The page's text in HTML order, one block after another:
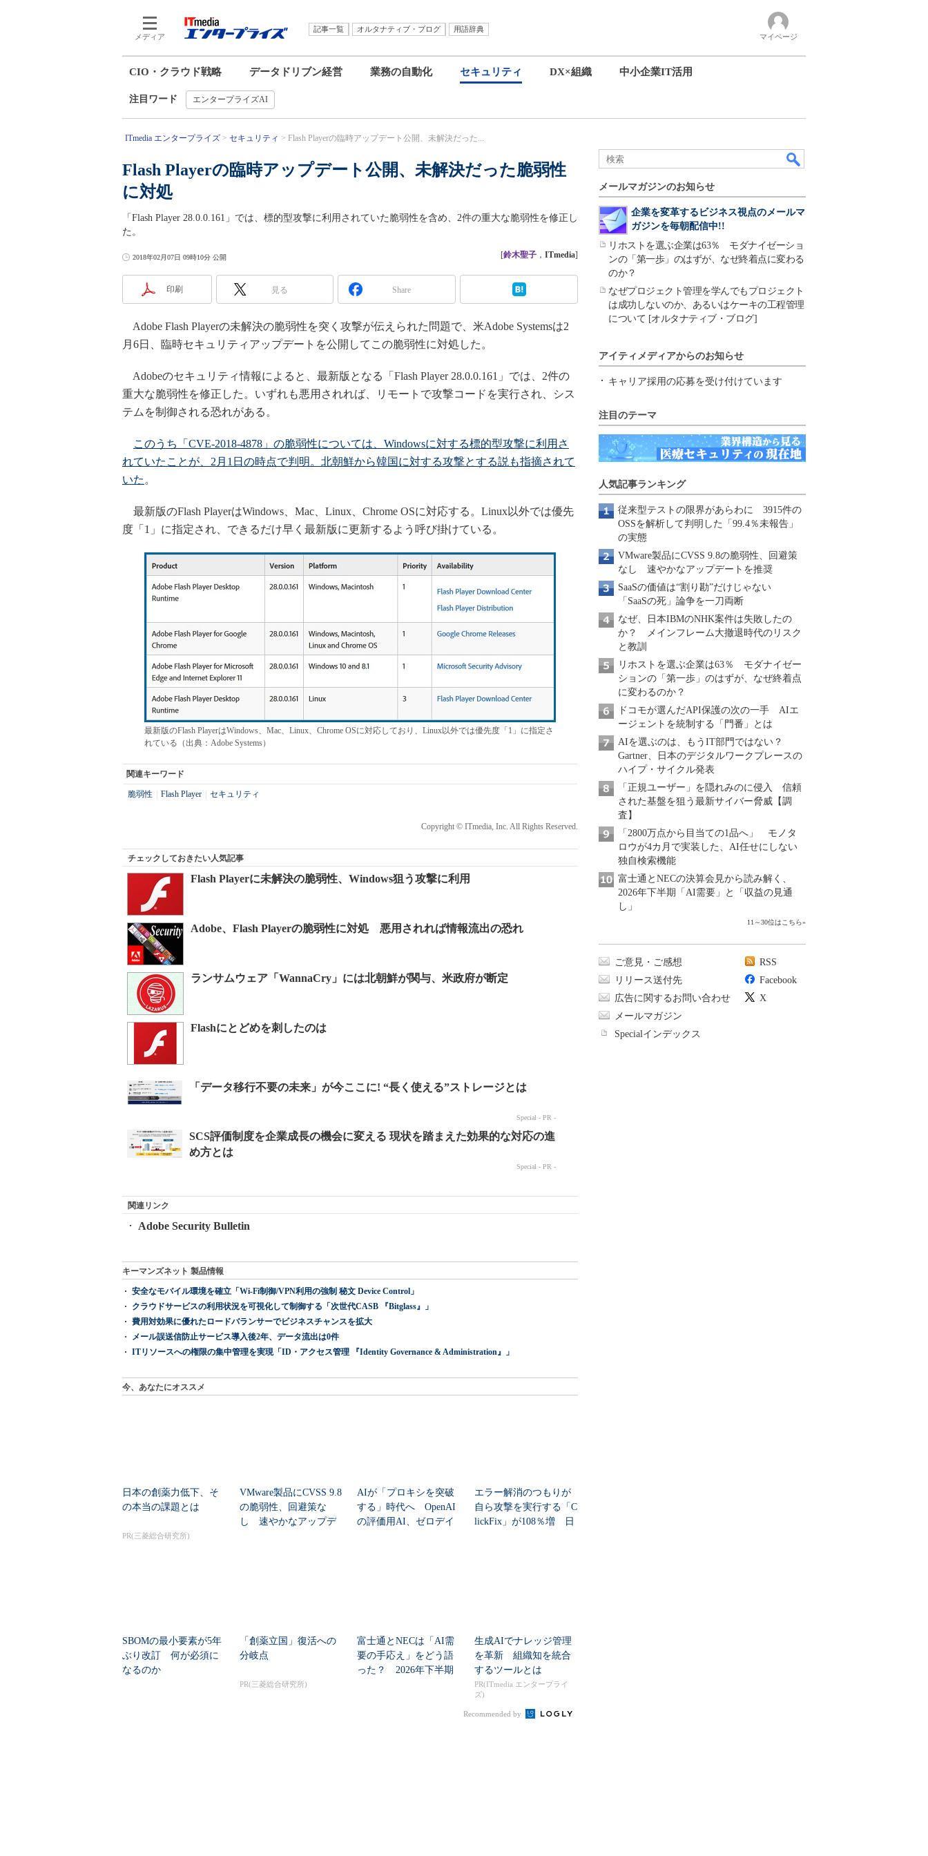
メディア
記事一覧 オルタナティブ・ブログ
用語辞典
マイページ
CIO・クラウド戦略 データドリブン経営 業務の自動化 セキュリティ DX×組織 中小企業IT活用
注目ワード エンタープライズAI
ITmedia エンタープライズ セキュリティ Flash Playerの臨時アップデート公開、未解決だった...
Flash Playerの臨時アップデート公開、未解決だった脆弱性
に対処
「Flash Player 28.0.0.161」では、標的型攻撃に利用されていた脆弱性を含め、2件の重大な脆弱性を修正し
た。
2018年02月07日 09時10分 公開 [鈴木聖子 ， ITmedia]
印刷 見る Share
Adobe Flash Playerの未解決の脆弱性を突く攻撃が伝えられた問題で、米Adobe Systemsは2
月6日、臨時セキュリティアップデートを公開してこの脆弱性に対処した。
Adobeのセキュリティ情報によると、最新版となる「Flash Player 28.0.0.161」では、2件の
重大な脆弱性を修正した。いずれも悪用されれば、リモートで攻撃コードを実行され、シス
テムを制御される恐れがある。
このうち「CVE-2018-4878」の脆弱性については、Windowsに対する標的型攻撃に利用さ
れていたことが、2月1日の時点で判明。北朝鮮から韓国に対する攻撃とする説も指摘されて
いた 。
最新版のFlash PlayerはWindows、Mac、Linux、Chrome OSに対応する。Linux以外では優先
度「1」に指定され、できるだけ早く最新版に更新するよう呼び掛けている。
最新版のFlash PlayerはWindows、Mac、Linux、Chrome OSに対応しており、Linux以外では優先度「1」に指定さ
れている（出典：Adobe Systems）
関連キーワード
脆弱性 Flash Player セキュリティ
Copyright © ITmedia, Inc. All Rights Reserved.
チェックしておきたい人気記事
Flash Playerに未解決の脆弱性、Windows狙う攻撃に利用
Adobe、Flash Playerの脆弱性に対処 悪用されれば情報流出の恐れ
ランサムウェア「WannaCry」には北朝鮮が関与、米政府が断定
Flashにとどめを刺したのは
関連リンク
Adobe Security Bulletin
キーマンズネット 製品情報
安全なモバイル環境を確立「Wi-Fi制御/VPN利用の強制 秘文 Device Control」
クラウドサービスの利用状況を可視化して制御する「次世代CASB 『Bitglass』」
費用対効果に優れたロードバランサーでビジネスチャンスを拡大
メール誤送信防止サービス導入後2年、データ流出は0件
ITリソースへの権限の集中管理を実現「ID・アクセス管理 『Identity Governance & Administration』」
今、あなたにオススメ
日本の創薬力低下、そ
の本当の課題とは
PR(三菱総合研究所)
VMware製品にCVSS 9.8
の脆弱性、回避策な
し 速やかなアップデ
AIが「プロキシを突破
する」時代へ OpenAI
の評価用AI、ゼロデイ
エラー解消のつもりが
自ら攻撃を実行する「C
lickFix」が108％増 日
SBOMの最小要素が5年
ぶり改訂 何が必須に
なるのか
「創薬立国」復活への
分岐点
PR(三菱総合研究所)
富士通とNECは「AI需
要の手応え」をどう語
った？ 2026年下半期
生成AIでナレッジ管理
を革新 組織知を統合
するツールとは
PR(ITmedia エンタープライ
ズ)
Recommended by
メールマガジンのお知らせ
企業を変革するビジネス視点のメールマ
ガジンを毎朝配信中!!
リホストを選ぶ企業は63％ モダナイゼーショ
ンの「第一歩」のはずが、なぜ終着点に変わる
のか？
なぜプロジェクト管理を学んでもプロジェクト
は成功しないのか、あるいはケーキの工程管理
について [オルタナティブ・ブログ]
アイティメディアからのお知らせ
キャリア採用の応募を受け付けています
注目のテーマ
人気記事ランキング
従来型テストの限界があらわに 3915件の
OSSを解析して判明した「99.4％未報告」
の実態
VMware製品にCVSS 9.8の脆弱性、回避策
なし 速やかなアップデートを推奨
SaaSの価値は“割り勘”だけじゃない
「SaaSの死」論争を一刀両断
なぜ、日本IBMのNHK案件は失敗したの
か？ メインフレーム大撤退時代のリスク
と教訓
リホストを選ぶ企業は63％ モダナイゼー
ションの「第一歩」のはずが、なぜ終着点
に変わるのか？
ドコモが選んだAPI保護の次の一手 AIエ
ージェントを統制する「門番」とは
AIを選ぶのは、もうIT部門ではない？
Gartner、日本のデジタルワークプレースの
ハイプ・サイクル発表
「正規ユーザー」を隠れみのに侵入 信頼
された基盤を狙う最新サイバー脅威【調
査】
「2800万点から目当ての1品へ」 モノタ
ロウが4カ月で実装した、AI任せにしない
独自検索機能
富士通とNECの決算会見から読み解く、
2026年下半期「AI需要」と「収益の見通
し」
11～30位はこちら»
ご意見・ご感想
リリース送付先
広告に関するお問い合わせ
メールマガジン
Specialインデックス
RSS
Facebook
X